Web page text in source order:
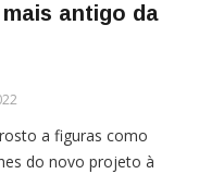
antigo da
a figuras como
do novo projeto à